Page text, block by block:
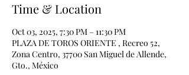
Time & Location
Oct 03, 2025, 7:30 PM – 11:30 PM
PLAZA DE TOROS ORIENTE , Recreo 52,
Zona Centro, 37700 San Miguel de Allende,
Gto., México